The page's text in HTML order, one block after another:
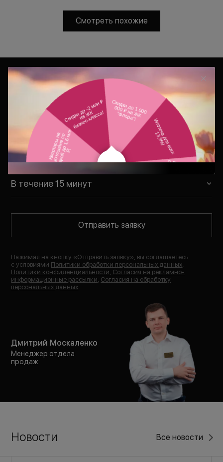
Смотреть похожие
Консультация
Ваш персональный менеджер
свяжется с Вами в удобное для Вас
В течение 15 минут
Отправить заявку
Нажимая на кнопку «Отправить заявку», вы соглашаетесь
с условиями Политики обработки персональных данных
Политики конфиденциальности Согласия на рекламно-
информационные рассылки Согласия на обработку
персональных данных
Дмитрий Москаленко
Менеджер отдела
продаж
Новости Все новости